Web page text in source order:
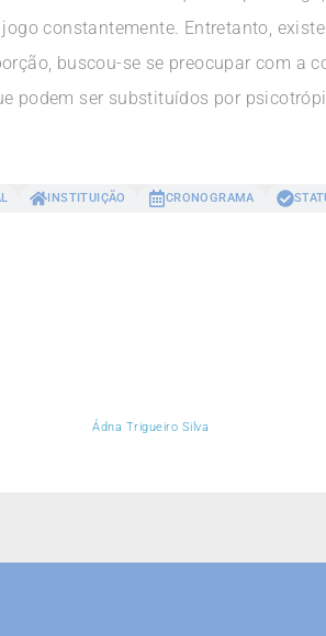
constantemente. Entretanto,
buscou-se se preocupar com a
podem ser substituídos por
INSTITUIÇÃO CRONOGRAMA
Ádna Trigueiro Silva